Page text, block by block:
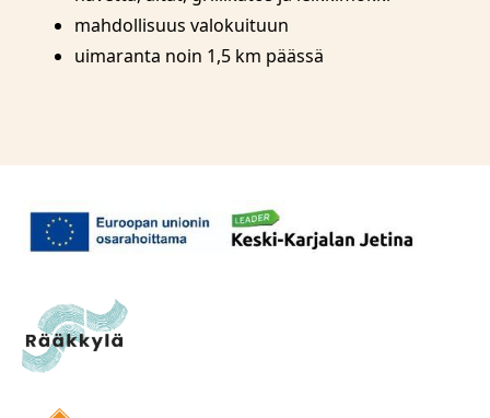
mahdollisuus valokuituun
uimaranta noin 1,5 km päässä